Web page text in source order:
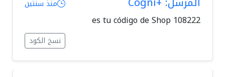
منذ سنتين
108222 es tu código de Shop
نسخ الكود